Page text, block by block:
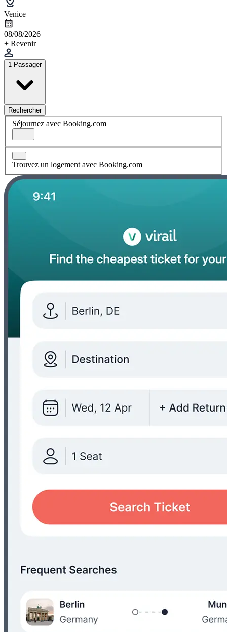
Venice
08/08/2026
+ Revenir
1 Passager
Rechercher
Séjournez avec Booking.com
Trouvez un logement avec Booking.com